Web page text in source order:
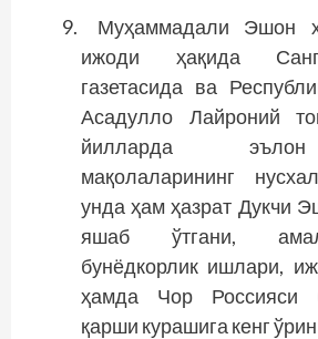
Муҳаммадали Эшон
ижоди ҳақида
газетасида ва
Асадулло Лайроний
йилларда
мақолаларининг
унда ҳам ҳазрат Дукчи
яшаб ўтгани,
бунёдкорлик ишлари,
ҳамда Чор Россияси
қарши курашига кенг